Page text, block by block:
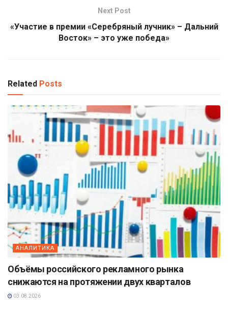
Next Post
«Участие в премии «Серебряный лучник» – Дальний
Восток» – это уже победа»
Related Posts
АНАЛИТИКА
Объёмы российского рекламного рынка
снижаются на протяжении двух кварталов
03.08.2026